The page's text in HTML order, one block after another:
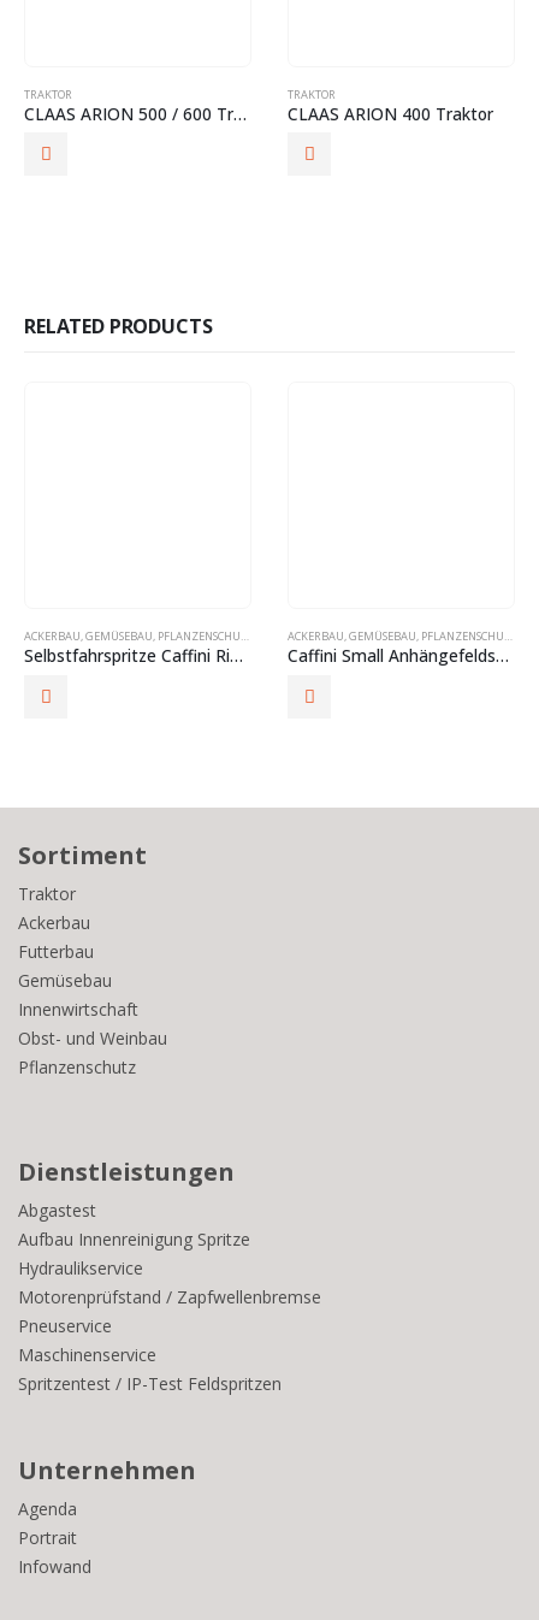
TRAKTOR
CLAAS ARION 500 / 600 Traktor
TRAKTOR
CLAAS ARION 400 Traktor
RELATED PRODUCTS
ACKERBAU,GEMÜSEBAU, PFLANZENSCHUTZ PRECISION FARMING
Selbstfahrspritze Caffini Rider Vario_Track
ACKERBAU,GEMÜSEBAU, PFLANZENSCHUTZ
Caffini Small Anhängefeldspritze
Sortiment
Traktor
Ackerbau
Futterbau
Gemüsebau
Innenwirtschaft
Obst- und Weinbau
Pflanzenschutz
Dienstleistungen
Abgastest
Aufbau Innenreinigung Spritze
Hydraulikservice
Motorenprüfstand / Zapfwellenbremse
Pneuservice
Maschinenservice
Spritzentest / IP-Test Feldspritzen
Unternehmen
Agenda
Portrait
Infowand